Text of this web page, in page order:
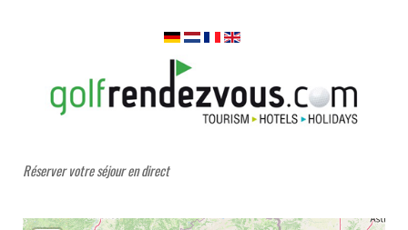
Réserver votre séjour en direct